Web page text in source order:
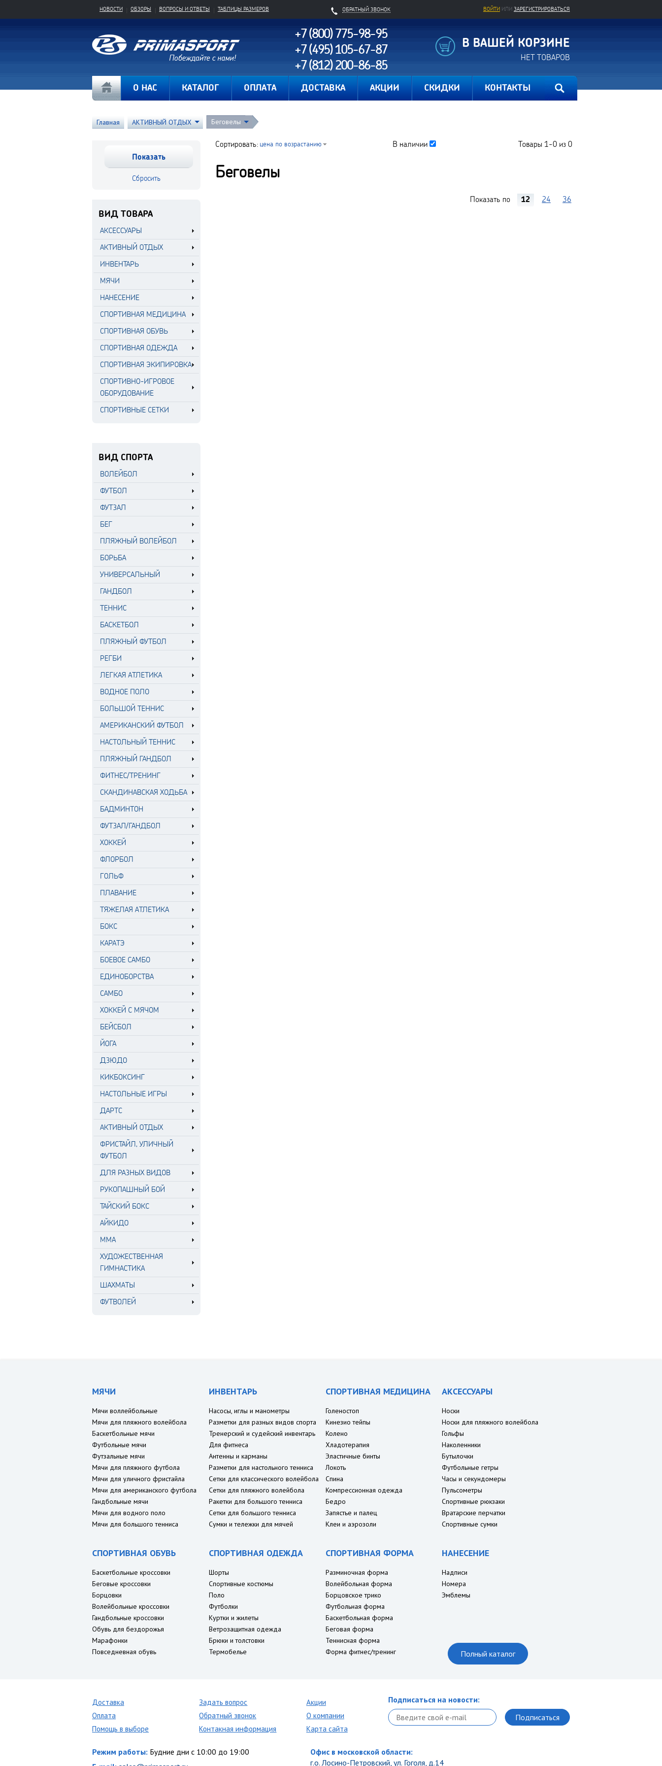
ОБРАТНЫЙ ЗВОНОК ВОЙТИ ИЛИ ЗАРЕГИСТРИРОВАТЬСЯ
НОВОСТИ ОБЗОРЫ ВОПРОСЫ И ОТВЕТЫ ТАБЛИЦЫ РАЗМЕРОВ
+7 (800) 775-98-95
+7 (495) 105-67-87
+7 (812) 200-86-85
В ВАШЕЙ КОРЗИНЕ
НЕТ ТОВАРОВ
О НАС КАТАЛОГ ОПЛАТА ДОСТАВКА АКЦИИ СКИДКИ КОНТАКТЫ
Главная АКТИВНЫЙ ОТДЫХ Беговелы
ВИД ТОВАРА
АКСЕССУАРЫ
АКТИВНЫЙ ОТДЫХ
ИНВЕНТАРЬ
МЯЧИ
НАНЕСЕНИЕ
СПОРТИВНАЯ МЕДИЦИНА
СПОРТИВНАЯ ОБУВЬ
СПОРТИВНАЯ ОДЕЖДА
СПОРТИВНАЯ ЭКИПИРОВКА
СПОРТИВНО-ИГРОВОЕ
ОБОРУДОВАНИЕ
СПОРТИВНЫЕ СЕТКИ
ВИД СПОРТА
ВОЛЕЙБОЛ
ФУТБОЛ
ФУТЗАЛ
БЕГ
ПЛЯЖНЫЙ ВОЛЕЙБОЛ
БОРЬБА
УНИВЕРСАЛЬНЫЙ
ГАНДБОЛ
ТЕННИС
БАСКЕТБОЛ
ПЛЯЖНЫЙ ФУТБОЛ
РЕГБИ
ЛЕГКАЯ АТЛЕТИКА
ВОДНОЕ ПОЛО
БОЛЬШОЙ ТЕННИС
АМЕРИКАНСКИЙ ФУТБОЛ
НАСТОЛЬНЫЙ ТЕННИС
ПЛЯЖНЫЙ ГАНДБОЛ
ФИТНЕС/ТРЕНИНГ
СКАНДИНАВСКАЯ ХОДЬБА
БАДМИНТОН
ФУТЗАЛ/ГАНДБОЛ
ХОККЕЙ
ФЛОРБОЛ
ГОЛЬФ
ПЛАВАНИЕ
ТЯЖЕЛАЯ АТЛЕТИКА
БОКС
КАРАТЭ
БОЕВОЕ САМБО
ЕДИНОБОРСТВА
САМБО
ХОККЕЙ С МЯЧОМ
БЕЙСБОЛ
ЙОГА
ДЗЮДО
КИКБОКСИНГ
НАСТОЛЬНЫЕ ИГРЫ
ДАРТС
АКТИВНЫЙ ОТДЫХ
ФРИСТАЙЛ, УЛИЧНЫЙ
ФУТБОЛ
ДЛЯ РАЗНЫХ ВИДОВ
РУКОПАШНЫЙ БОЙ
ТАЙСКИЙ БОКС
АЙКИДО
MMA
ХУДОЖЕСТВЕННАЯ
ГИМНАСТИКА
ШАХМАТЫ
ФУТВОЛЕЙ
В наличии
Сортировать: цена по возрастанию Товары 1-0 из 0
Беговелы
Показать по 12 24 36
МЯЧИ
Мячи воллейбольные
Мячи для пляжного волейбола
Баскетбольные мячи
Футбольные мячи
Футзальные мячи
Мячи для пляжного футбола
Мячи для уличного фристайла
Мячи для американского футбола
Гандбольные мячи
Мячи для водного поло
Мячи для большого тенниса
ИНВЕНТАРЬ
Насосы, иглы и манометры
Разметки для разных видов спорта
Тренерский и судейский инвентарь
Для фитнеса
Антенны и карманы
Разметки для настольного тенниса
Сетки для классического волейбола
Сетки для пляжного волейбола
Ракетки для большого тенниса
Сетки для большого тенниса
Сумки и тележки для мячей
СПОРТИВНАЯ МЕДИЦИНА
Голеностоп
Кинезио тейпы
Колено
Хладотерапия
Эластичные бинты
Локоть
Спина
Компрессионная одежда
Бедро
Запястье и палец
Клеи и аэрозоли
АКСЕССУАРЫ
Носки
Носки для пляжного волейбола
Гольфы
Наколенники
Бутылочки
Футбольные гетры
Часы и секундомеры
Пульсометры
Спортивные рюкзаки
Вратарские перчатки
Спортивные сумки
СПОРТИВНАЯ ОБУВЬ
Баскетбольные кроссовки
Беговые кроссовки
Борцовки
Волейбольные кроссовки
Гандбольные кроссовки
Обувь для бездорожья
Марафонки
Повседневная обувь
СПОРТИВНАЯ ОДЕЖДА
Шорты
Спортивные костюмы
Поло
Футболки
Куртки и жилеты
Ветрозащитная одежда
Брюки и толстовки
Термобелье
СПОРТИВНАЯ ФОРМА
Разминочная форма
Волейбольная форма
Борцовское трико
Футбольная форма
Баскетбольная форма
Беговая форма
Теннисная форма
Форма фитнес/тренинг
НАНЕСЕНИЕ
Надписи
Номера
Эмблемы
Полный каталог
Доставка
Оплата
Помощь в выборе
Задать вопрос
Обратный звонок
Контакная информация
Акции
О компании
Карта сайта
Подписаться на новости:
Режим работы: Будние дни с 10:00 до 19:00
Офис в московской области:
г.о. Лосино-Петровский, ул. Гоголя, д.14